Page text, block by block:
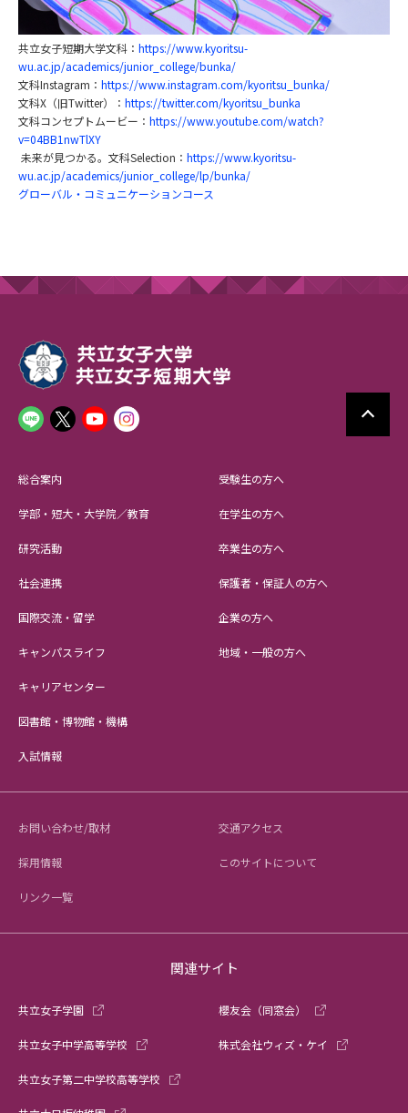
共立女子短期大学文科： https://www.kyoritsu-
wu.ac.jp/academics/junior_college/bunka/
文科Instagram： https://www.instagram.com/kyoritsu_bunka/
文科X（旧Twitter）： https://twitter.com/kyoritsu_bunka
文科コンセプトムービー： https://www.youtube.com/watch?
v=04BB1nwTlXY
未来が見つかる。文科Selection： https://www.kyoritsu-
wu.ac.jp/academics/junior_college/lp/bunka/
グローバル・コミュニケーションコース
総合案内
学部・短大・大学院／教育
研究活動
社会連携
国際交流・留学
キャンパスライフ
キャリアセンター
図書館・博物館・機構
入試情報
受験生の方へ
在学生の方へ
卒業生の方へ
保護者・保証人の方へ
企業の方へ
地域・一般の方へ
お問い合わせ/取材 交通アクセス
採用情報 このサイトについて
リンク一覧
関連サイト
共立女子学園
共立女子中学高等学校
共立女子第二中学校高等学校
櫻友会（同窓会）
株式会社ウィズ・ケイ